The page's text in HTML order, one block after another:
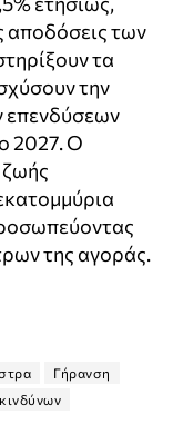
αποδόσεις των
τα
την
επενδύσεων
2027. Ο
της αγοράς.
Γήρανση